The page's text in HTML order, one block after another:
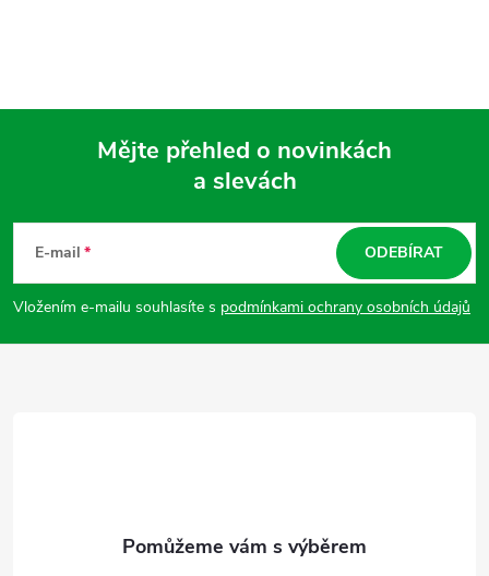
p
a
Mějte přehled o novinkách
a slevách
E-mail
Vložením e-mailu souhlasíte s podmínkami ochrany osobních údajů
ODEBÍRAT